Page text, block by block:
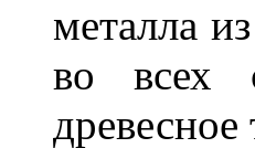
металла
во всех
древесное